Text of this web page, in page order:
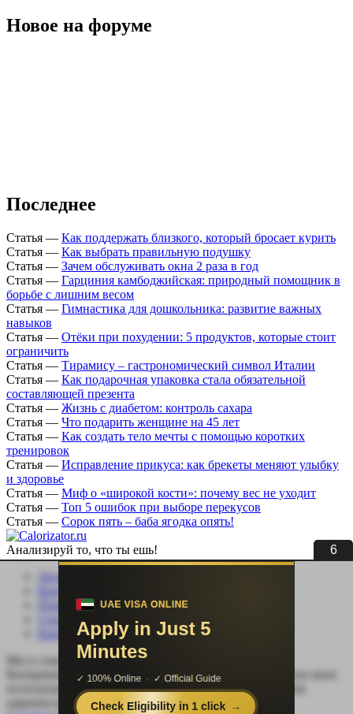
6
Новое на форуме
Последнее
Статья — Как поддержать близкого, который бросает курить
Статья — Как выбрать правильную подушку
Статья — Зачем обслуживать окна 2 раза в год
Статья — Гарциния камбоджийская: природный помощник в
борьбе с лишним весом
Статья — Гимнастика для дошкольника: развитие важных
навыков
Статья — Отёки при похудении: 5 продуктов, которые стоит
ограничить
Статья — Тирамису – гастрономический символ Италии
Статья — Как подарочная упаковка стала обязательной
составляющей презента
Статья — Жизнь с диабетом: контроль сахара
Статья — Что подарить женщине на 45 лет
Статья — Как создать тело мечты с помощью коротких
тренировок
Статья — Исправление прикуса: как брекеты меняют улыбку
и здоровье
Статья — Миф о «широкой кости»: почему вес не уходит
Статья — Топ 5 ошибок при выборе перекусов
Статья — Сорок пять – баба ягодка опять!
Анализируй то, что ты ешь!
Личный кабинет
Помощь сайту
Соцсети
Карта сайта
Мы в социальных сетях:
Копирование, перепечатка (целиком или частично) или иное
использование материала без письменного разрешения
администрации сайта Calorizator.ru не допускается.